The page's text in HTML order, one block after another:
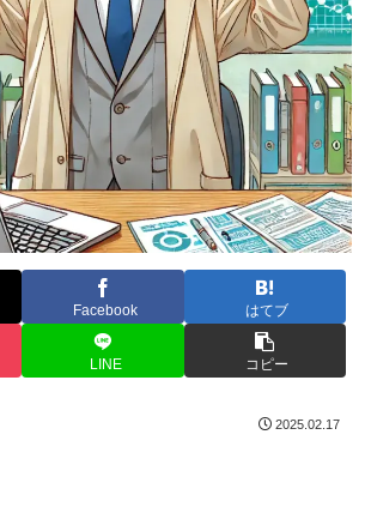
Facebook はてブ
LINE コピー
2025.02.17